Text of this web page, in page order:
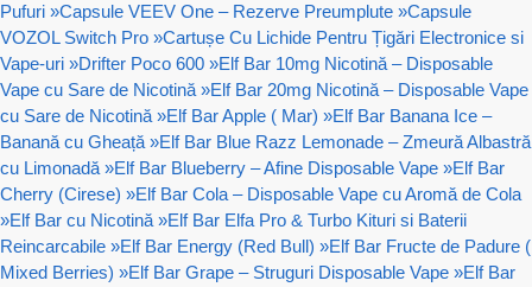
Pufuri »Capsule VEEV One – Rezerve Preumplute »Capsule
VOZOL Switch Pro »Cartușe Cu Lichide Pentru Țigări Electronice si
Vape-uri »Drifter Poco 600 »Elf Bar 10mg Nicotină – Disposable
Vape cu Sare de Nicotină »Elf Bar 20mg Nicotină – Disposable Vape
cu Sare de Nicotină »Elf Bar Apple ( Mar) »Elf Bar Banana Ice –
Banană cu Gheață »Elf Bar Blue Razz Lemonade – Zmeură Albastră
cu Limonadă »Elf Bar Blueberry – Afine Disposable Vape »Elf Bar
Cherry (Cirese) »Elf Bar Cola – Disposable Vape cu Aromă de Cola
»Elf Bar cu Nicotină »Elf Bar Elfa Pro & Turbo Kituri si Baterii
Reincarcabile »Elf Bar Energy (Red Bull) »Elf Bar Fructe de Padure (
Mixed Berries) »Elf Bar Grape – Struguri Disposable Vape »Elf Bar